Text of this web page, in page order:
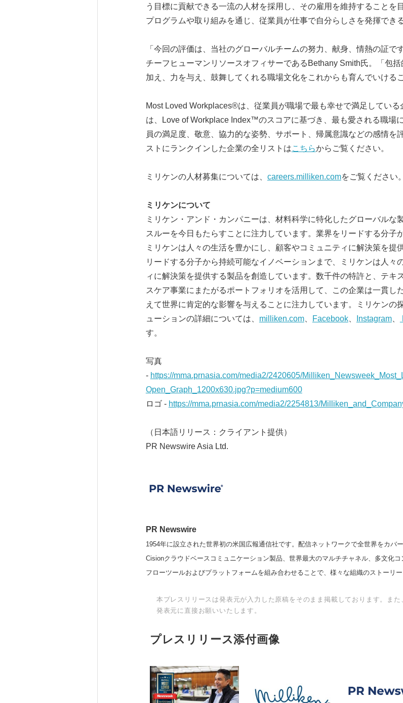
う目標に貢献できる一流の人材を採用し、その雇用を維持することを
プログラムや取り組みを通じ、従業員が仕事で自分らしさを発揮でき
「今回の評価は、当社のグローバルチームの努力、献身、情熱の証
チーフヒューマンリソースオフィサーであるBethany Smith氏。「包
加え、力を与え、鼓舞してくれる職場文化をこれからも育んでいける
Most Loved Workplaces®は、従業員が職場で最も幸せで満足してい
は、Love of Workplace Index™のスコアに基づき、最も愛される職場
員の満足度、敬意、協力的な姿勢、サポート、帰属意識などの感情を
ストにランクインした企業の全リストはこちらからご覧ください。
ミリケンの人材募集については、 careers.milliken.comをご覧ください。
ミリケンについて
ミリケン・アンド・カンパニーは、材料科学に特化したグローバルな
スルーを今日もたらすことに注力しています。業界をリードする分子
ミリケンは人々の生活を豊かにし、顧客やコミュニティに解決策を提
リードする分子から持続可能なイノベーションまで、ミリケンは人々
ィに解決策を提供する製品を創造しています。数千件の特許と、テキ
スケア事業にまたがるポートフォリオを活用して、この企業は一貫し
えて世界に肯定的な影響を与えることに注力しています。ミリケンの
ューションの詳細については、 milliken.com、 Facebook、 Instagram、
す。
写真
- https://mma.prnasia.com/media2/2420605/
Open_Graph_1200x630.jpg?p=medium600
ロゴ - https://mma.prnasia.com/media2/2254813/
（日本語リリース：クライアント提供）
PR Newswire Asia Ltd.
PR Newswire
1954年に設立された世界初の米国広報通信社です。配信ネットワークで全世界をカバ
Cisionクラウドベースコミュニケーション製品、世界最大のマルチチャネル、多文化
フローツールおよびプラットフォームを組み合わせることで、様々な組織のストーリー
本プレスリリースは発表元が入力した原稿をそのまま掲載しております。ま
発表元に直接お願いいたします。
プレスリリース添付画像
Japanese